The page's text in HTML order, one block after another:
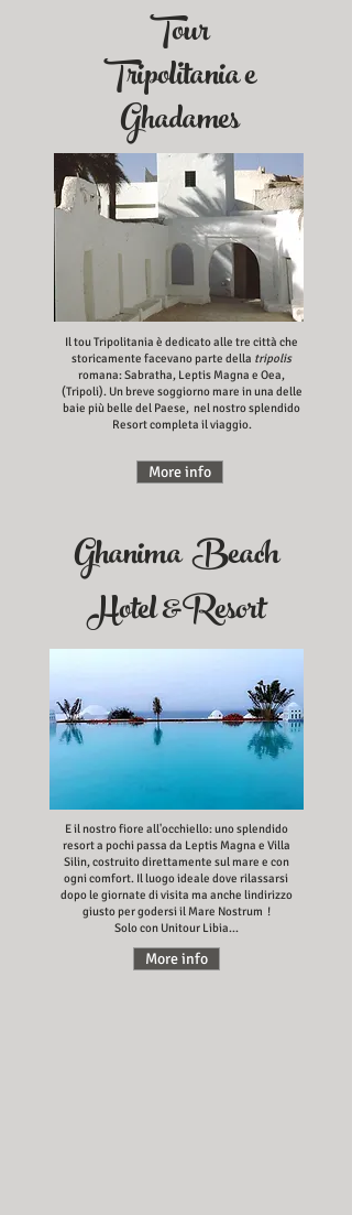
Tour
Tripolitania e
Ghadames
Il tou Tripolitania è dedicato alle tre città che
storicamente facevano parte della tripolis
romana: Sabratha, Leptis Magna e Oea,
(Tripoli). Un breve soggiorno mare in una delle
baie più belle del Paese, nel nostro splendido
Resort completa il viaggio.
More info
Ghanima Beach
Hotel &Resort
E il nostro fiore all'occhiello: uno splendido
resort a pochi passa da Leptis Magna e Villa
Silin, costruito direttamente sul mare e con
ogni comfort. Il luogo ideale dove rilassarsi
dopo le giornate di visita ma anche lindirizzo
giusto per godersi il Mare Nostrum !
Solo con Unitour Libia...
More info